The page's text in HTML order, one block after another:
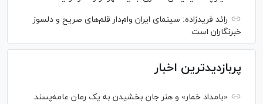
رائد فریدزاده: سینمای ایران وام‌دار قلم‌های صریح و دلسوز
خبرنگاران است
پربازدیدترین اخبار
«بامداد خمار» و هنر جان بخشیدن به یک رمان عامه‌پسند